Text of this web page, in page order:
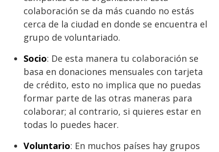
colaboración se da más cuando no estás
cerca de la ciudad en donde se encuentra el
grupo de voluntariado.
Socio: De esta manera tu colaboración se
basa en donaciones mensuales con tarjeta
de crédito, esto no implica que no puedas
formar parte de las otras maneras para
colaborar; al contrario, si quieres estar en
todas lo puedes hacer.
Voluntario: En muchos países hay grupos